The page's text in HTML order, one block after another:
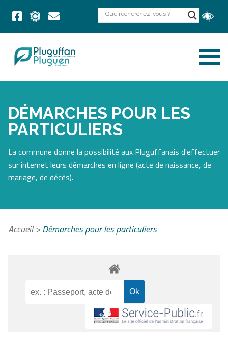
DÉMARCHES POUR LES
PARTICULIERS
La commune donne la possibilité aux Pluguffanais d'effectuer
sur internet leurs démarches en ligne (acte de naissance, de
mariage, de décès).
Accueil>Démarches pour les particuliers